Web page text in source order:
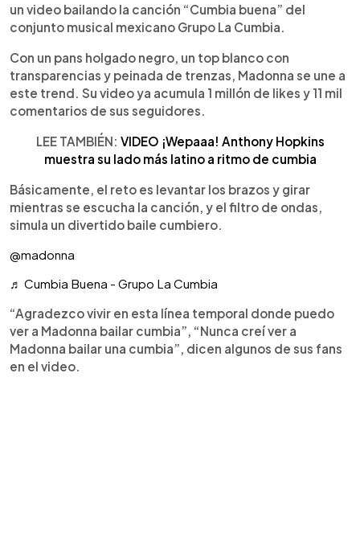
un video bailando la canción “Cumbia buena” del
conjunto musical mexicano Grupo La Cumbia.
Con un pans holgado negro, un top blanco con
transparencias y peinada de trenzas, Madonna se une a
este trend. Su video ya acumula 1 millón de likes y 11 mil
comentarios de sus seguidores.
LEE TAMBIÉN: VIDEO ¡Wepaaa! Anthony Hopkins
muestra su lado más latino a ritmo de cumbia
Básicamente, el reto es levantar los brazos y girar
mientras se escucha la canción, y el filtro de ondas,
simula un divertido baile cumbiero.
@madonna
♬ Cumbia Buena - Grupo La Cumbia
“Agradezco vivir en esta línea temporal donde puedo
ver a Madonna bailar cumbia”, “Nunca creí ver a
Madonna bailar una cumbia”, dicen algunos de sus fans
en el video.